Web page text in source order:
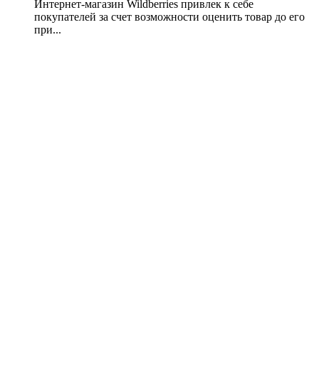
Интернет-магазин Wildberries привлек к себе
покупателей за счет возможности оценить товар до его
при...